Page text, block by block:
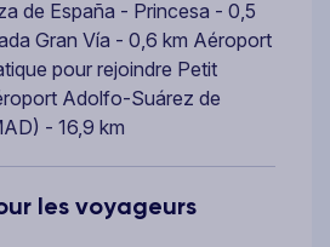
de España - Princesa - 0,5
Gran Vía - 0,6 km Aéroport
pour rejoindre Petit
Adolfo-Suárez de
- 16,9 km
les voyageurs